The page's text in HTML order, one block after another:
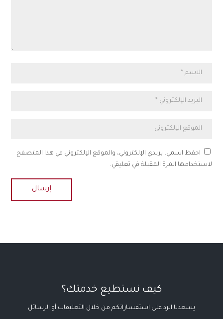
احفظ اسمي، بريدي الإلكتروني، والموقع الإلكتروني في هذا المتصفح
لاستخدامها المرة المقبلة في تعليقي.
كيف نستطيع خدمتك؟
يسعدنا الرد على استفساراتكم من خلال التعليقات أو الرسائل